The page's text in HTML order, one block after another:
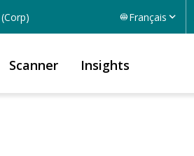
Français
Scanner Insights